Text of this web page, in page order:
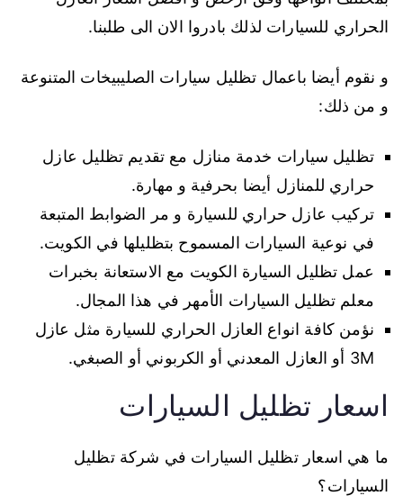
الحراري للسيارات لذلك بادروا الان الى طلبنا.
و نقوم أيضا باعمال تظليل سيارات الصليبيخات المتنوعة
و من ذلك:
تظليل سيارات خدمة منازل مع تقديم تظليل عازل
حراري للمنازل أيضا بحرفية و مهارة.
تركيب عازل حراري للسيارة و مر الضوابط المتبعة
في نوعية السيارات المسموح بتظليلها في الكويت.
عمل تظليل السيارة الكويت مع الاستعانة بخبرات
معلم تظليل السيارات الأمهر في هذا المجال.
نؤمن كافة انواع العازل الحراري للسيارة مثل عازل
3M أو العازل المعدني أو الكربوني أو الصبغي.
اسعار تظليل السيارات
ما هي اسعار تظليل السيارات في شركة تظليل
السيارات؟